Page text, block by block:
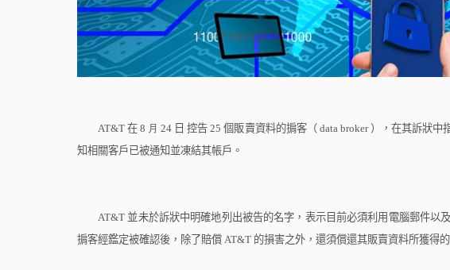
AT&T在 8 月 24 日 控告 25個販賣資料的掮客（ data broker ），在其訴狀中
知相關客戶已被通知並凍結其帳戶。
AT&T 並未於訴狀中明確地列出被告的名字，表示目前必須利用電腦郵件以
掮客經鑑定被確認後，除了賠償 AT&T 的損害之外，還須償還其販賣資料所獲得